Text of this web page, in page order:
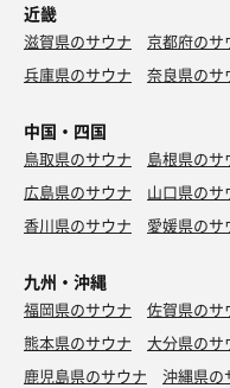
ホルモン焼き定食
なんとか食べきれ
3拍子も4拍子も揃
間堪能しました。
雰囲気も好き😊また
近畿
滋賀県のサウナ 京都府のサ
兵庫県のサウナ
奈良県のサ
中国・四国
鳥取県のサウナ 島根県のサ
広島県のサウナ
山口県のサ
香川県のサウナ
愛媛県のサ
九州・沖縄
福岡県のサウナ 佐賀県のサ
熊本県のサウナ
大分県のサ
鹿児島県のサウナ
沖縄県の